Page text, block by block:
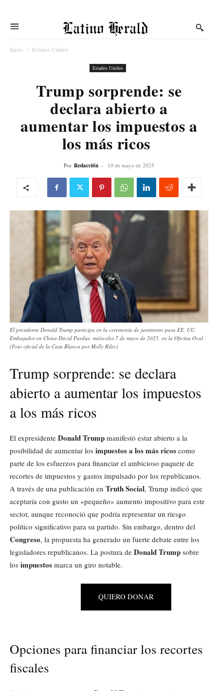
Latino Herald
Inicio Estados Unidos
Estados Unidos
Trump sorprende: se
declara abierto a
aumentar los impuestos a
los más ricos
Por Redacción - 10 de mayo de 2025
El presidente Donald Trump participa en la ceremonia de juramento para EE. UU.
Embajador en China David Purdue, miércoles 7 de mayo de 2025, en la Oficina Oval.
(Foto oficial de la Casa Blanca por Molly Riley)
Trump sorprende: se declara
abierto a aumentar los impuestos
a los más ricos
El expresidente Donald Trump manifestó estar abierto a la
posibilidad de aumentar los impuestos a los más ricos como
parte de los esfuerzos para financiar el ambicioso paquete de
recortes de impuestos y gastos impulsado por los republicanos.
A través de una publicación en Truth Social, Trump indicó que
aceptaría con gusto un «pequeño» aumento impositivo para este
sector, aunque reconoció que podría representar un riesgo
político significativo para su partido. Sin embargo, dentro del
Congreso, la propuesta ha generado un fuerte debate entre los
legisladores republicanos. La postura de Donald Trump sobre
los impuestos marca un giro notable.
QUIERO DONAR
Opciones para financiar los recortes
fiscales